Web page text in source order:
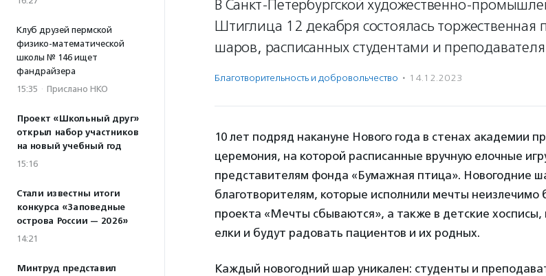
Клуб друзей пермской
физико-математической
школы № 146 ищет
фандрайзера
15:35 · Прислано НКО
Проект «Школьный друг»
открыл набор участников
на новый учебный год
15:16
Стали известны итоги
конкурса «Заповедные
острова России — 2026»
14:21
Минтруд представил
В Санкт-Петербургской художественно-
Штиглица 12 декабря состоялась торжественная
шаров, расписанных студентами и
Благотвори­тель­ность и доброволь­чест­во · 14.12.2023
10 лет подряд накануне Нового года в стенах академии
церемония, на которой расписанные вручную елочные
представителям фонда «Бумажная птица». Новогодние
благотворителям, которые исполнили мечты неизлечимо
проекта «Мечты сбываются», а также в детские хосписы,
елки и будут радовать пациентов и их родных.
Каждый новогодний шар уникален: студенты и